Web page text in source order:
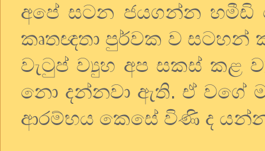
අපේ සටන ජයගන්න හමීඩි
කෘතඥතා පුර්වක ව සටහන්
වැටුප් ව්‍යුහ අප සකස් කළ
නො දන්නවා ඇති. ඒ වගේ
ආරම්භය කෙසේ විණි ද